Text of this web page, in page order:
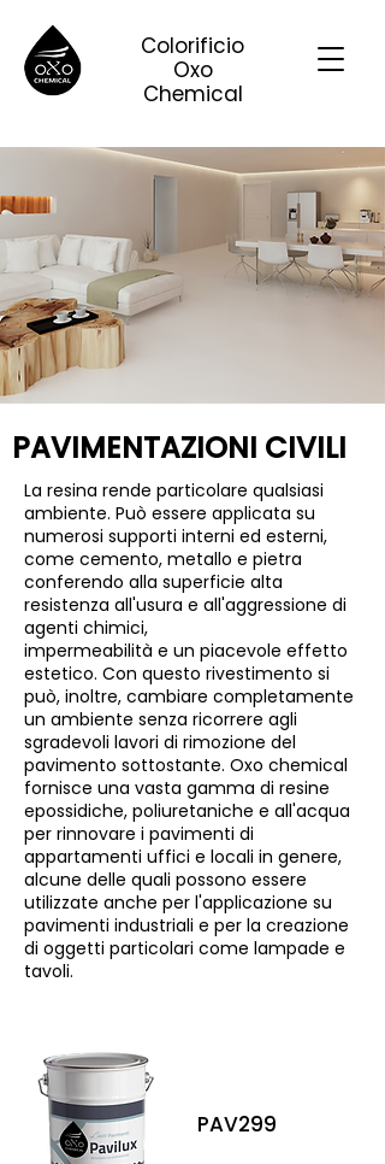
Colorificio
Oxo
Chemical
PAVIMENTAZIONI CIVILI
La resina rende particolare qualsiasi
ambiente. Può essere applicata su
numerosi supporti interni ed esterni,
come cemento, metallo e pietra
conferendo alla superficie alta
resistenza all'usura e all'aggressione di
agenti chimici,
impermeabilità e un piacevole effetto
estetico. Con questo rivestimento si
può, inoltre, cambiare completamente
un ambiente senza ricorrere agli
sgradevoli lavori di rimozione del
pavimento sottostante. Oxo chemical
fornisce una vasta gamma di resine
epossidiche, poliuretaniche e all'acqua
per rinnovare i pavimenti di
appartamenti uffici e locali in genere,
alcune delle quali possono essere
utilizzate anche per l'applicazione su
pavimenti industriali e per la creazione
di oggetti particolari come lampade e
tavoli.
PAV299